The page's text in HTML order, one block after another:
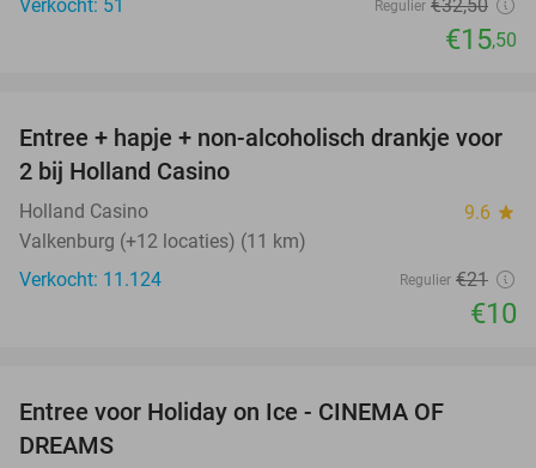
Verkocht: 51
Regulier €32,50
€15,50
52%
Entree + hapje + non-alcoholisch drankje voor
2 bij Holland Casino
Holland Casino 9.6 star
Valkenburg (+12 locaties) (11 km)
Verkocht: 11.124
Regulier €21
€10
Entree voor Holiday on Ice - CINEMA OF
DREAMS